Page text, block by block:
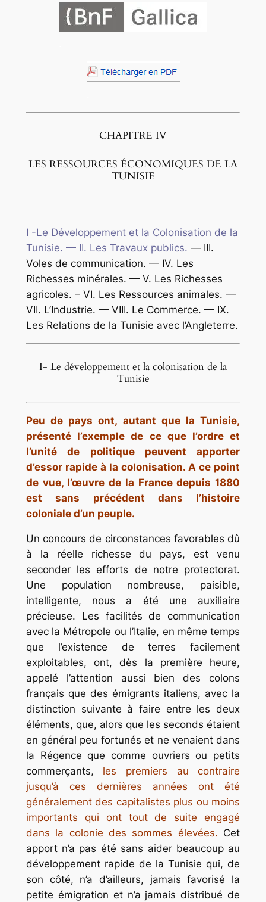
CHAPITRE IV
LES RESSOURCES ÉCONOMIQUES DE LA
TUNISIE
I -Le Développement et la Colonisation de la
Tunisie. — II. Les Travaux publics. — III.
Voles de communication. — IV. Les
Richesses minérales. — V. Les Richesses
agricoles. – VI. Les Ressources animales. —
VII. L’Industrie. — VIII. Le Commerce. — IX.
Les Relations de la Tunisie avec l’Angleterre.
I- Le développement et la colonisation de la
Tunisie
Peu de pays ont, autant que la Tunisie,
présenté l’exemple de ce que l’ordre et
l’unité de politique peuvent apporter
d’essor rapide à la colonisation. A ce point
de vue, l’œuvre de la France depuis 1880
est sans précédent dans l’histoire
coloniale d’un peuple.
Un concours de circonstances favorables dû
à la réelle richesse du pays, est venu
seconder les efforts de notre protectorat.
Une population nombreuse, paisible,
intelligente, nous a été une auxiliaire
précieuse. Les facilités de communication
avec la Métropole ou l’Italie, en même temps
que l’existence de terres facilement
exploitables, ont, dès la première heure,
appelé l’attention aussi bien des colons
français que des émigrants italiens, avec la
distinction suivante à faire entre les deux
éléments, que, alors que les seconds étaient
en général peu fortunés et ne venaient dans
la Régence que comme ouvriers ou petits
commerçants, les premiers au contraire
jusqu’à ces dernières années ont été
généralement des capitalistes plus ou moins
importants qui ont tout de suite engagé
dans la colonie des sommes élevées. Cet
apport n’a pas été sans aider beaucoup au
développement rapide de la Tunisie qui, de
son côté, n’a d’ailleurs, jamais favorisé la
petite émigration et n’a jamais distribué de